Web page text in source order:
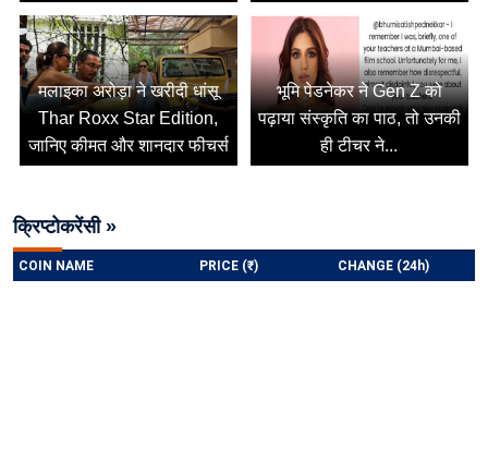
मलाइका अरोड़ा ने खरीदी धांसू
Thar Roxx Star Edition,
जानिए कीमत और शानदार फीचर्स
भूमि पेडनेकर ने Gen Z को
पढ़ाया संस्कृति का पाठ, तो उनकी
ही टीचर ने...
क्रिप्टोकरेंसी »